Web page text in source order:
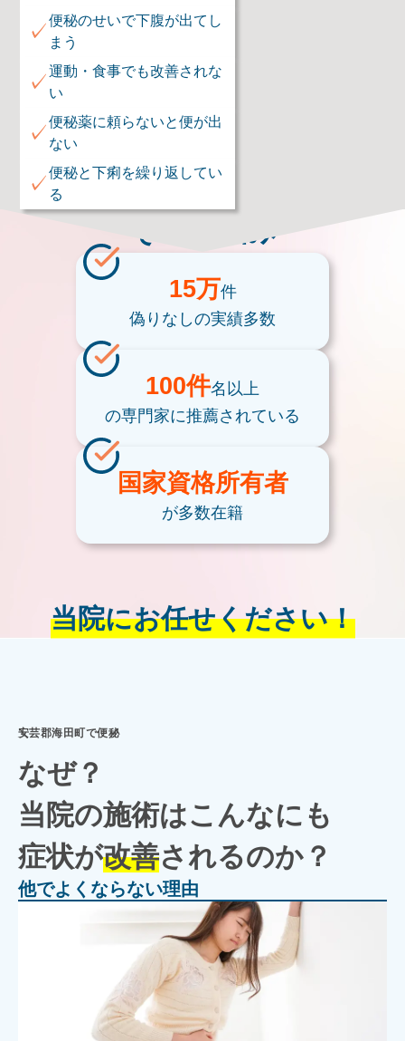
✓便秘のせいで下腹が出てし
まう
✓運動・食事でも改善されな
い
✓便秘薬に頼らないと便が出
ない
✓便秘と下痢を繰り返してい
る
そのお悩み
15万件
偽りなしの実績多数
100件名以上
の専門家に推薦されている
国家資格所有者
が多数在籍
当院にお任せください！
安芸郡海田町で便秘
なぜ？
当院の施術はこんなにも
症状が改善されるのか？
他でよくならない理由